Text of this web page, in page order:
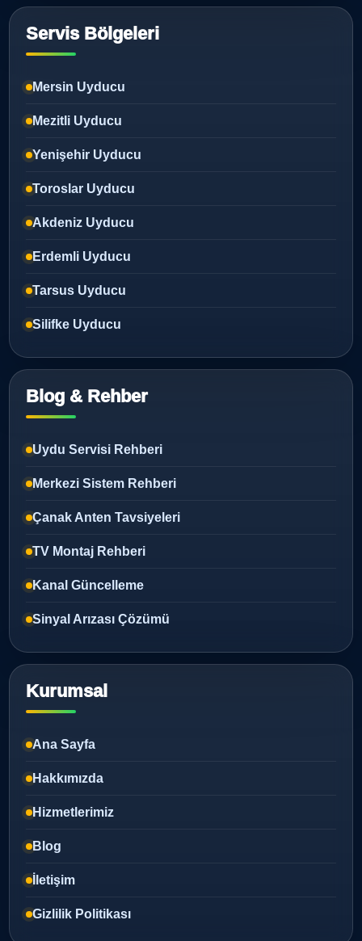
Servis Bölgeleri
Mersin Uyducu
Mezitli Uyducu
Yenişehir Uyducu
Toroslar Uyducu
Akdeniz Uyducu
Erdemli Uyducu
Tarsus Uyducu
Silifke Uyducu
Blog & Rehber
Uydu Servisi Rehberi
Merkezi Sistem Rehberi
Çanak Anten Tavsiyeleri
TV Montaj Rehberi
Kanal Güncelleme
Sinyal Arızası Çözümü
Kurumsal
Ana Sayfa
Hakkımızda
Hizmetlerimiz
Blog
İletişim
Gizlilik Politikası